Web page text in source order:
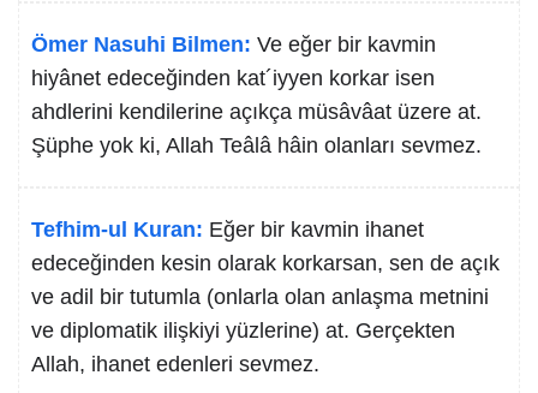
Ömer Nasuhi Bilmen: Ve eğer bir kavmin
hiyânet edeceğinden kat´iyyen korkar isen
ahdlerini kendilerine açıkça müsâvâat üzere at.
Şüphe yok ki, Allah Teâlâ hâin olanları sevmez.
Tefhim-ul Kuran: Eğer bir kavmin ihanet
edeceğinden kesin olarak korkarsan, sen de açık
ve adil bir tutumla (onlarla olan anlaşma metnini
ve diplomatik ilişkiyi yüzlerine) at. Gerçekten
Allah, ihanet edenleri sevmez.